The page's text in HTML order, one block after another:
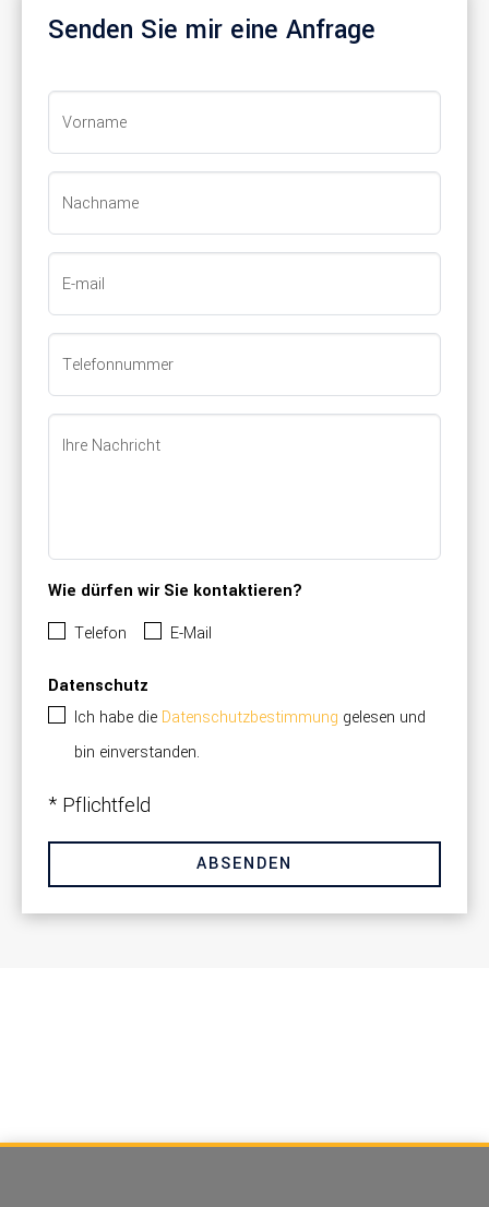
Senden Sie mir eine Anfrage
Vorname
Nachname
E-mail
Telefonnummer
Ihre Nachricht
Wie dürfen wir Sie kontaktieren?
Telefon
E-Mail
Datenschutz
Ich habe die Datenschutzbestimmung gelesen und
bin einverstanden.
* Pflichtfeld
ABSENDEN